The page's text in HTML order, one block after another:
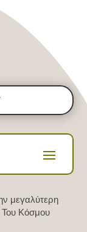
μεγαλύτερη
Του Κόσμου